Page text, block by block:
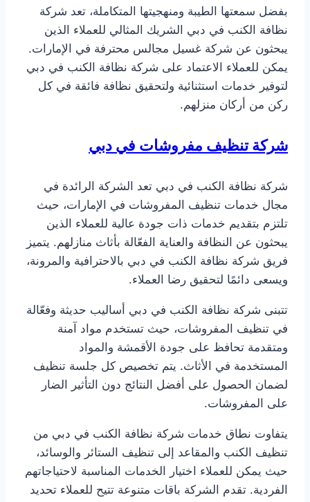
بفضل سمعتها الطيبة ومنهجيتها المتكاملة، تعد شركة
نظافة الكنب في دبي الشريك المثالي للعملاء الذين
يبحثون عن شركة غسيل مجالس محترفة في الإمارات.
يمكن للعملاء الاعتماد على شركة نظافة الكنب في دبي
لتوفير خدمات استثنائية ولتحقيق نظافة فائقة في كل
ركن من أركان منزلهم.
شركة تنظيف مفروشات في دبي
شركة نظافة الكنب في دبي تعد الشركة الرائدة في
مجال خدمات تنظيف المفروشات في الإمارات، حيث
تلتزم بتقديم خدمات ذات جودة عالية للعملاء الذين
يبحثون عن النظافة والعناية الفعّالة بأثاث منازلهم. يتميز
فريق شركة نظافة الكنب في دبي بالاحترافية والمرونة،
ويسعى دائمًا لتحقيق رضا العملاء.
تتبنى شركة نظافة الكنب في دبي أساليب حديثة وفعّالة
في تنظيف المفروشات، حيث تستخدم مواد آمنة
ومتقدمة تحافظ على جودة الأقمشة والمواد
المستخدمة في الأثاث. يتم تخصيص كل جلسة تنظيف
لضمان الحصول على أفضل النتائج دون التأثير الضار
على المفروشات.
يتفاوت نطاق خدمات شركة نظافة الكنب في دبي من
تنظيف الكنب والمقاعد إلى تنظيف الستائر والوسائد،
حيث يمكن للعملاء اختيار الخدمات المناسبة لاحتياجاتهم
الفردية. تقدم الشركة باقات متنوعة تتيح للعملاء تحديد